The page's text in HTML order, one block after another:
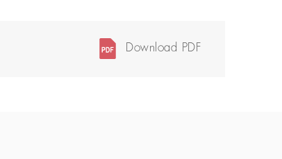
Download PDF